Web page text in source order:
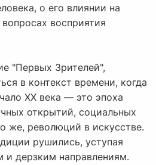
о его влиянии на
восприятия
"Первых Зрителей",
в контекст времени, когда
XX века — это эпоха
открытий, социальных
же, революций в искусстве.
рушились, уступая
дерзким направлениям.